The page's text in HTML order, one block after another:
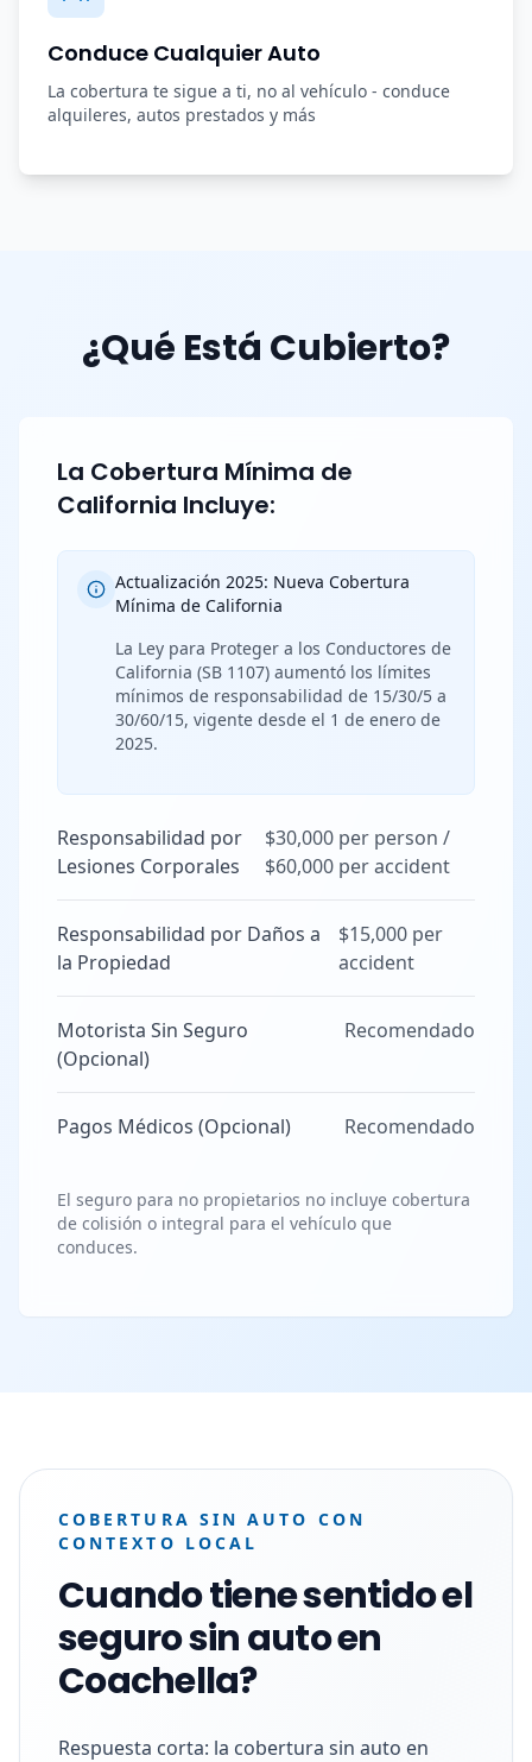
Conduce Cualquier Auto
La cobertura te sigue a ti, no al vehículo - conduce
alquileres, autos prestados y más
¿Qué Está Cubierto?
La Cobertura Mínima de
California Incluye:
Actualización 2025: Nueva Cobertura
Mínima de California
La Ley para Proteger a los Conductores de
California (SB 1107) aumentó los límites
mínimos de responsabilidad de 15/30/5 a
30/60/15, vigente desde el 1 de enero de
2025.
Responsabilidad por
Lesiones Corporales
$30,000 per person /
$60,000 per accident
Responsabilidad por Daños a
la Propiedad
$15,000 per
accident
Motorista Sin Seguro
(Opcional)
Recomendado
Pagos Médicos (Opcional) Recomendado
El seguro para no propietarios no incluye cobertura
de colisión o integral para el vehículo que
conduces.
COBERTURA SIN AUTO CON
CONTEXTO LOCAL
Cuando tiene sentido el
seguro sin auto en
Coachella?
Respuesta corta: la cobertura sin auto en